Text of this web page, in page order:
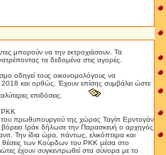
μπορούν να την εκτροχιάσουν. Τα
τα δεδομένα στις αγορές.
οδηγεί τους οικονομολόγους να
και ορθώς. Έχουν επίσης συμβάλει ώστε
επιδόσεις.
ΡΚΚ
του πρωθυπουργού της χώρας Ταγίπ Ερντογάν
Ιράκ δήλωσε την Παρασκευή ο αρχηγός
Την ίδια ώρα, πάντως, ελικόπτερα και
θέσεις των Κούρδων του PKK μέσα στο
έχουν συγκεντρωθεί στα σύνορα με το